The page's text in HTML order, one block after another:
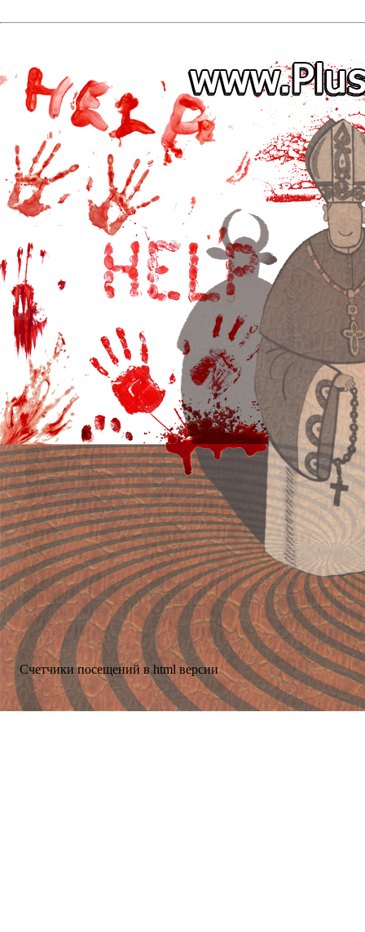
Счетчики посещений в html версии